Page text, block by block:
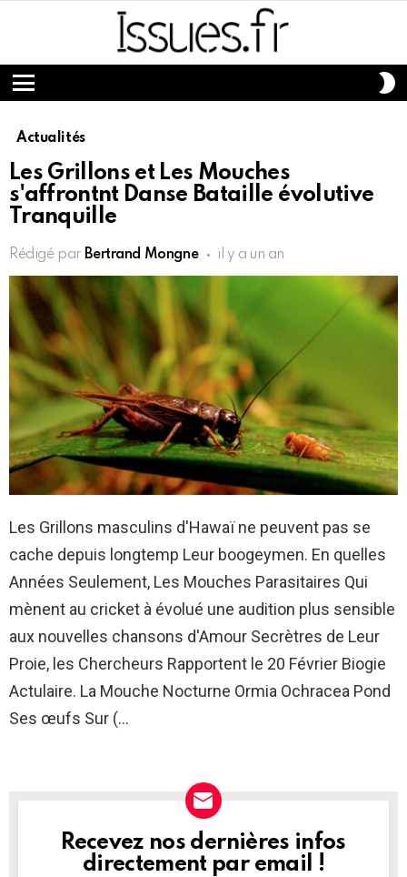
Menu
Actualités
Les Grillons et Les Mouches
s'affrontnt Danse Bataille évolutive
Tranquille
Rédigé par Bertrand Mongne il y a un an
Les Grillons masculins d'Hawaï ne peuvent pas se
cache depuis longtemp Leur boogeymen. En quelles
Années Seulement, Les Mouches Parasitaires Qui
mènent au cricket à évolué une audition plus sensible
aux nouvelles chansons d'Amour Secrètres de Leur
Proie, les Chercheurs Rapportent le 20 Février Biogie
Actulaire. La Mouche Nocturne Ormia Ochracea Pond
Ses œufs Sur (…
NEWSLETTER
Recevez nos dernières infos
directement par email !